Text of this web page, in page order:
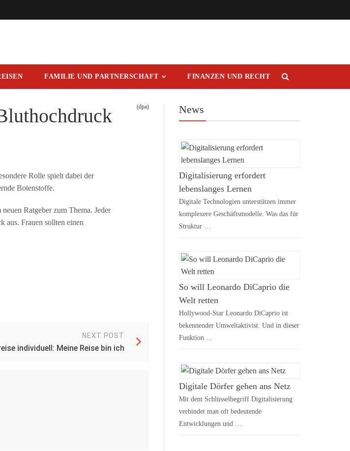
FAMILIE UND PARTNERSCHAFT FINANZEN UND RECHT
(dpa)
Rolle spielt dabei der
Botenstoffe.
Ratgeber zum Thema. Jeder
aus. Frauen sollten einen
NEXT POST
individuell: Meine Reise bin ich
News
Digitalisierung erfordert
lebenslanges Lernen
Digitale Technologien unterstützen immer
komplexere Geschäftsmodelle. Was das für
Struktur …
So will Leonardo DiCaprio die
Welt retten
Hollywood-Star Leonardo DiCaprio ist
bekennender Umweltaktivist. Und in dieser
Funktion …
Digitale Dörfer gehen ans Netz
Mit dem Schlüsselbegriff Digitalisierung
verbindet man oft bedeutende
Entwicklungen und …